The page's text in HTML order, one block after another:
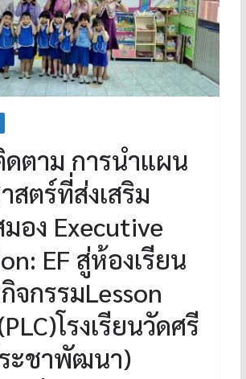
ดตาม การนำแผน
สตร์ที่ส่งเสริม
อง Executive
EF สู่ห้องเรียน
จกรรมLesson
โรงเรียนวัดศรี
ะชาพัฒนา)